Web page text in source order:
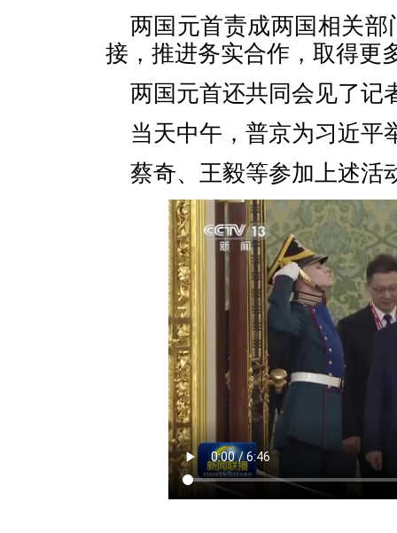
两国元首责成两国相关
接，推进务实合作，取得更
两国元首还共同会见了记
当天中午，普京为习近平
蔡奇、王毅等参加上述活